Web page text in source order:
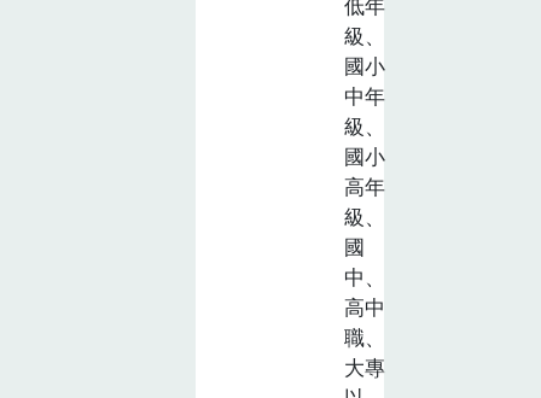
食農教育素養與
核心能力方面，
五、六年級學生
的核心素養發展
目標，特別是在
以下方面【農
業與環境E4】、
【飲食消費與生
活型態E10】 與
【飲食消費與生
活型態E9】，學
業技術對環境、
健康及生活美感
的積極影響。設
計理念旨在促進
業、自然資源保
護及美學價值的
深刻認識，並讓
他們掌握將環保
與生活結合實踐
方法。本教案符
合以下符合食農
級、
國小
中年
級、
國小
高年
級、
國
中、
高中
職、
大專